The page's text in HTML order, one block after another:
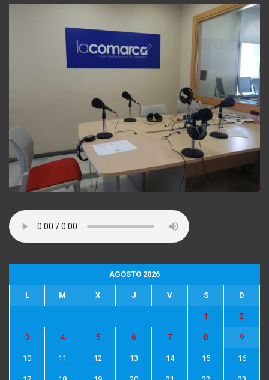
AGOSTO 2026
L M X J V S D
1 2
3 4 5 6 7 8 9
10 11 12 13 14 15 16